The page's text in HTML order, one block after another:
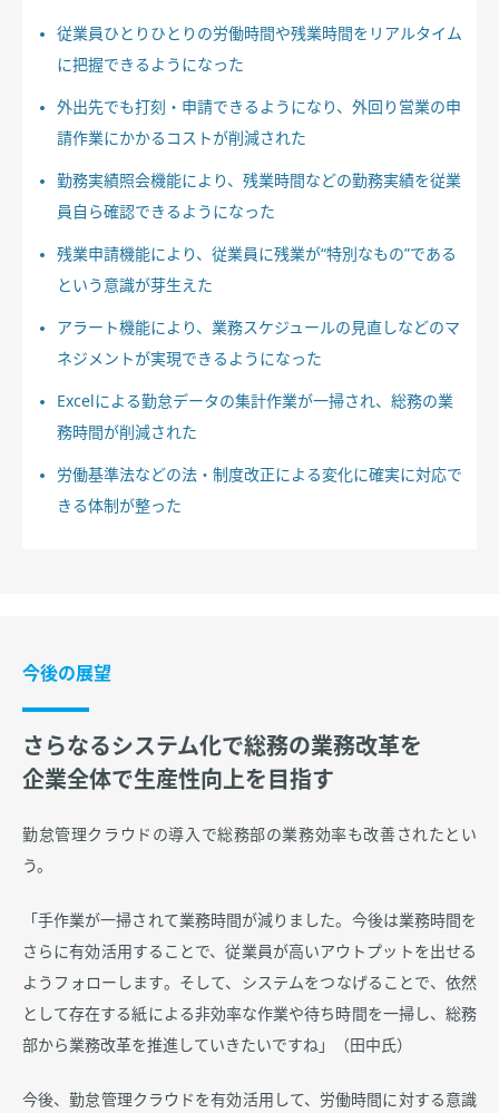
従業員ひとりひとりの労働時間や残業時間をリアルタイム
に把握できるようになった
外出先でも打刻・申請できるようになり、外回り営業の申
請作業にかかるコストが削減された
勤務実績照会機能により、残業時間などの勤務実績を従業
員自ら確認できるようになった
残業申請機能により、従業員に残業が“特別なもの”である
という意識が芽生えた
アラート機能により、業務スケジュールの見直しなどのマ
ネジメントが実現できるようになった
Excelによる勤怠データの集計作業が一掃され、総務の業
務時間が削減された
労働基準法などの法・制度改正による変化に確実に対応で
きる体制が整った
今後の展望
さらなるシステム化で総務の業務改革を
企業全体で生産性向上を目指す
勤怠管理クラウドの導入で総務部の業務効率も改善されたとい
う。
「手作業が一掃されて業務時間が減りました。今後は業務時間を
さらに有効活用することで、従業員が高いアウトプットを出せる
ようフォローします。そして、システムをつなげることで、依然
として存在する紙による非効率な作業や待ち時間を一掃し、総務
部から業務改革を推進していきたいですね」（田中氏）
今後、勤怠管理クラウドを有効活用して、労働時間に対する意識